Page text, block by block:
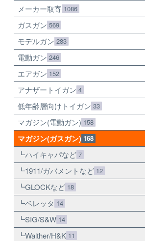
メーカー取寄 1086
ガスガン 569
モデルガン 283
電動ガン 246
エアガン 152
アナザートイガン 4
低年齢層向けトイガン 33
マガジン(電動ガン) 158
マガジン(ガスガン) 168
ハイキャパなど 7
1911/ガバメントなど 12
GLOCKなど 18
ベレッタ 14
SIG/S&W 14
Walther/H&K 11